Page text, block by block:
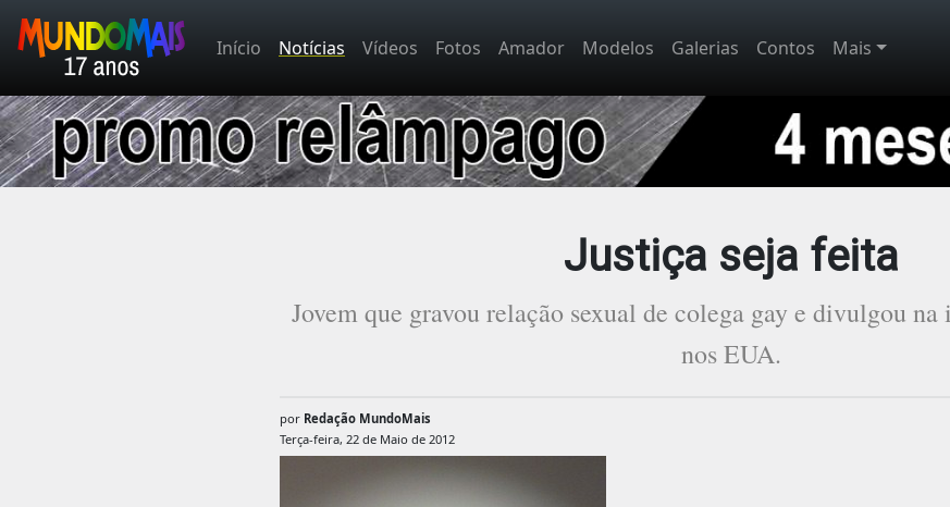
Início Notícias Vídeos Fotos Amador Modelos Galerias Contos Mais
Justiça seja feita
Jovem que gravou relação sexual de colega gay e divulgou
nos EUA.
por Redação MundoMais
Terça-feira, 22 de Maio de 2012